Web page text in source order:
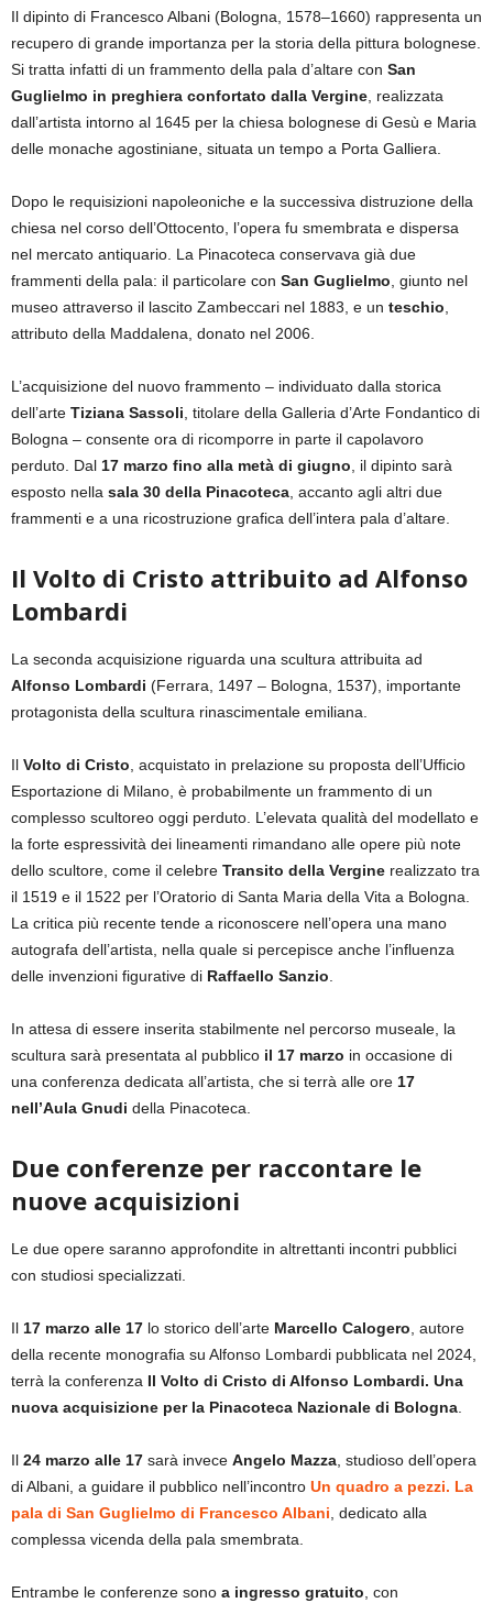
Il dipinto di Francesco Albani (Bologna, 1578–1660) rappresenta un
recupero di grande importanza per la storia della pittura bolognese.
Si tratta infatti di un frammento della pala d’altare con San
Guglielmo in preghiera confortato dalla Vergine, realizzata
dall’artista intorno al 1645 per la chiesa bolognese di Gesù e Maria
delle monache agostiniane, situata un tempo a Porta Galliera.
Dopo le requisizioni napoleoniche e la successiva distruzione della
chiesa nel corso dell’Ottocento, l’opera fu smembrata e dispersa
nel mercato antiquario. La Pinacoteca conservava già due
frammenti della pala: il particolare con San Guglielmo, giunto nel
museo attraverso il lascito Zambeccari nel 1883, e un teschio,
attributo della Maddalena, donato nel 2006.
L’acquisizione del nuovo frammento – individuato dalla storica
dell’arte Tiziana Sassoli, titolare della Galleria d’Arte Fondantico di
Bologna – consente ora di ricomporre in parte il capolavoro
perduto. Dal 17 marzo fino alla metà di giugno, il dipinto sarà
esposto nella sala 30 della Pinacoteca, accanto agli altri due
frammenti e a una ricostruzione grafica dell’intera pala d’altare.
Il Volto di Cristo attribuito ad Alfonso
Lombardi
La seconda acquisizione riguarda una scultura attribuita ad
Alfonso Lombardi (Ferrara, 1497 – Bologna, 1537), importante
protagonista della scultura rinascimentale emiliana.
Il Volto di Cristo, acquistato in prelazione su proposta dell’Ufficio
Esportazione di Milano, è probabilmente un frammento di un
complesso scultoreo oggi perduto. L’elevata qualità del modellato e
la forte espressività dei lineamenti rimandano alle opere più note
dello scultore, come il celebre Transito della Vergine realizzato tra
il 1519 e il 1522 per l’Oratorio di Santa Maria della Vita a Bologna.
La critica più recente tende a riconoscere nell’opera una mano
autografa dell’artista, nella quale si percepisce anche l’influenza
delle invenzioni figurative di Raffaello Sanzio.
In attesa di essere inserita stabilmente nel percorso museale, la
scultura sarà presentata al pubblico il 17 marzo in occasione di
una conferenza dedicata all’artista, che si terrà alle ore 17
nell’Aula Gnudi della Pinacoteca.
Due conferenze per raccontare le
nuove acquisizioni
Le due opere saranno approfondite in altrettanti incontri pubblici
con studiosi specializzati.
Il 17 marzo alle 17 lo storico dell’arte Marcello Calogero, autore
della recente monografia su Alfonso Lombardi pubblicata nel 2024,
terrà la conferenza Il Volto di Cristo di Alfonso Lombardi. Una
nuova acquisizione per la Pinacoteca Nazionale di Bologna.
Il 24 marzo alle 17 sarà invece Angelo Mazza, studioso dell’opera
di Albani, a guidare il pubblico nell’incontro Un quadro a pezzi. La
pala di San Guglielmo di Francesco Albani, dedicato alla
complessa vicenda della pala smembrata.
Entrambe le conferenze sono a ingresso gratuito, con